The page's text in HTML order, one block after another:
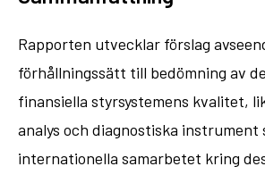
Rapporten utvecklar förslag
förhållningssätt till bedömning av
finansiella styrsystemens kvalitet,
analys och diagnostiska instrument
internationella samarbetet kring